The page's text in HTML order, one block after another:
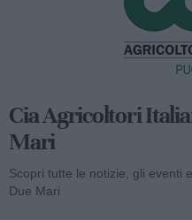
Cia Agricoltori
Mari
Scopri tutte le notizie, gli eventi
Due Mari